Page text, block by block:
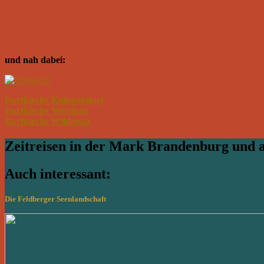
und nah dabei:
Dorfkirche Knippelsdorf
Dorfkirche Werchau
Dorfkirche Wildenau
Zeitreisen in der Mark Brandenburg und
Auch interessant:
Die Feldberger Seenlandschaft